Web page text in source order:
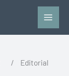
/ Editorial